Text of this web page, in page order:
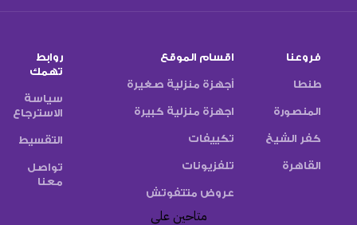
فروعنا
طنطا
المنصورة
كفر الشيخ
القاهرة
اقسام الموقع
أجهزة منزلية صغيرة
اجهزة منزلية كبيرة
تكييفات
تلفزيونات
عروض متتفوتش
روابط
تهمك
سياسة
الاسترجاع
التقسيط
تواصل
معنا
متاحين على